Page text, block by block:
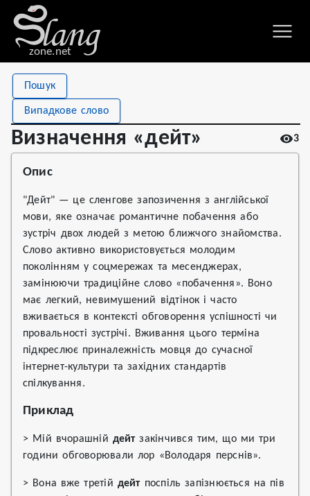
zone.net
Пошук
Випадкове слово
Визначення «дейт» 3
Визначення «дейт»
Stat
Views
Definitions 1
Опис
"Дейт" — це сленгове запозичення з англійської
мови, яке означає романтичне побачення або
зустріч двох людей з метою ближчого знайомства.
Слово активно використовується молодим
поколінням у соцмережах та месенджерах,
замінюючи традиційне слово «побачення». Воно
має легкий, невимушений відтінок і часто
вживається в контексті обговорення успішності чи
провальності зустрічі. Вживання цього терміна
підкреслює приналежність мовця до сучасної
інтернет-культури та західних стандартів
спілкування.
Приклад
> Мій вчорашній дейтзакінчився тим, що ми три
години обговорювали лор «Володаря перснів».
> Вона вже третій дейтпоспіль запізнюється на пів